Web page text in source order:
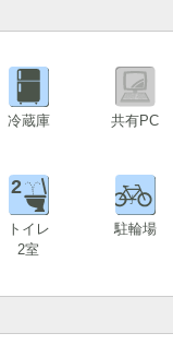
冷蔵庫 共有PC
2
トイレ
2室
駐輪場